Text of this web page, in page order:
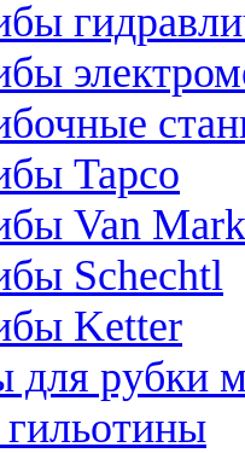
Tapco
Van Mark
Schechtl
Ketter
для рубки